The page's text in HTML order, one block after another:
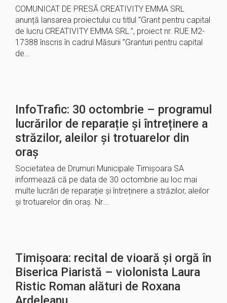
COMUNICAT DE PRESĂ CREATIVITY EMMA SRL
anunță lansarea proiectului cu titlul ”Grant pentru capital
de lucru CREATIVITY EMMA SRL.”, proiect nr. RUE M2-
17388 înscris în cadrul Măsurii ”Granturi pentru capital
de…
InfoTrafic: 30 octombrie – programul
lucrărilor de reparație și întreținere a
străzilor, aleilor și trotuarelor din
oraș
Societatea de Drumuri Municipale Timișoara SA
informează că pe data de 30 octombrie au loc mai
multe lucrări de reparație și întreținere a străzilor, aleilor
și trotuarelor din oraș. Nr….
Timișoara: recital de vioară și orgă în
Biserica Piaristă – violonista Laura
Ristic Roman alături de Roxana